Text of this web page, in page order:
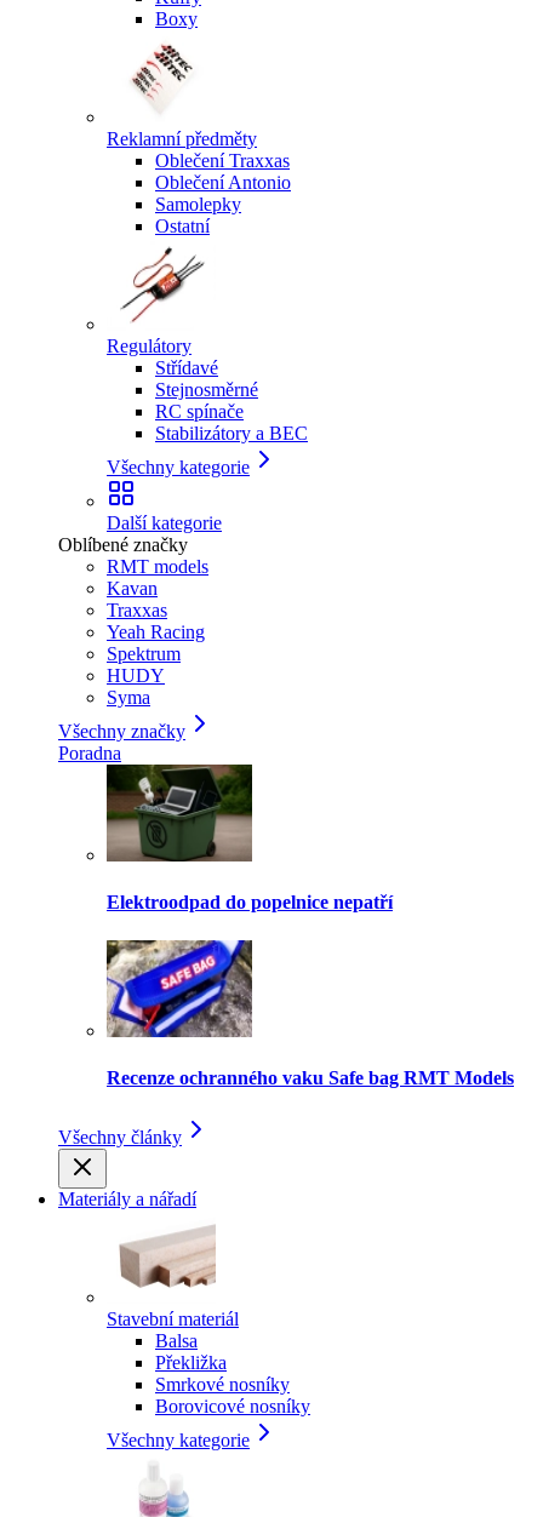
Boxy
Reklamní předměty
Oblečení Traxxas
Oblečení Antonio
Samolepky
Ostatní
Regulátory
Střídavé
Stejnosměrné
RC spínače
Stabilizátory a BEC
Všechny kategorie
Další kategorie
Oblíbené značky
RMT models
Kavan
Traxxas
Yeah Racing
Spektrum
HUDY
Syma
Všechny značky
Poradna
Elektroodpad do popelnice nepatří
Recenze ochranného vaku Safe bag RMT Models
Všechny články
Materiály a nářadí
Stavební materiál
Balsa
Překližka
Smrkové nosníky
Borovicové nosníky
Všechny kategorie